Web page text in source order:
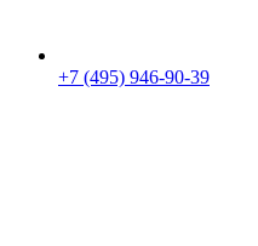
+7 (495) 946-90-39